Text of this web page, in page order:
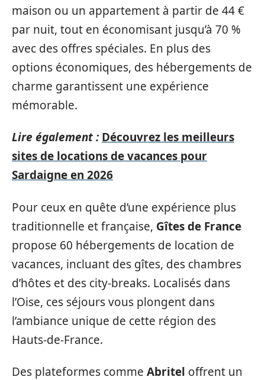
maison ou un appartement à partir de 44 €
par nuit, tout en économisant jusqu’à 70 %
avec des offres spéciales. En plus des
options économiques, des hébergements de
charme garantissent une expérience
mémorable.
Lire également : Découvrez les meilleurs
sites de locations de vacances pour
Sardaigne en 2026
Pour ceux en quête d’une expérience plus
traditionnelle et française, Gîtes de France
propose 60 hébergements de location de
vacances, incluant des gîtes, des chambres
d’hôtes et des city-breaks. Localisés dans
l’Oise, ces séjours vous plongent dans
l’ambiance unique de cette région des
Hauts-de-France.
Des plateformes comme Abritel offrent un